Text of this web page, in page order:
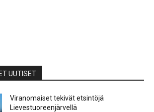
UUTISET
Viranomaiset tekivät etsintöjä
Lievestuoreenjärvellä